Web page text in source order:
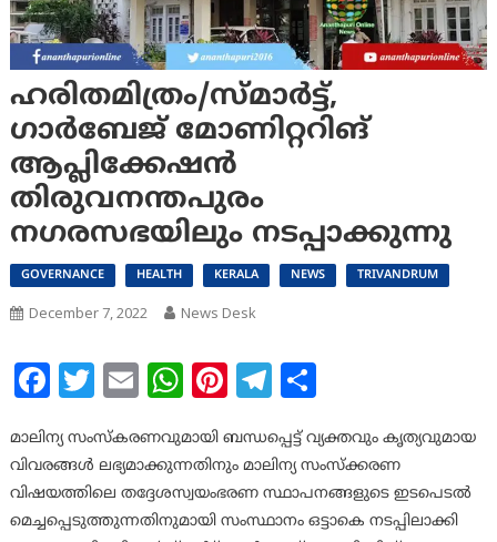
ഹരിതമിത്രം/സ്മാർട്ട്,
ഗാർബേജ് മോണിറ്ററിങ്
ആപ്ലിക്കേഷൻ
തിരുവനന്തപുരം
നഗരസഭയിലും നടപ്പാക്കുന്നു
GOVERNANCE HEALTH KERALA NEWS TRIVANDRUM
December 7, 2022 News Desk
Facebook
Twitter
EmailWhatsApp
Pinterest
Telegram
Share
മാലിന്യ സംസ്കരണവുമായി ബന്ധപ്പെട്ട് വ്യക്തവും കൃത്യവുമായ
വിവരങ്ങൾ ലഭ്യമാക്കുന്നതിനും മാലിന്യ സംസ്ക്കരണ
വിഷയത്തിലെ തദ്ദേശസ്വയംഭരണ സ്ഥാപനങ്ങളുടെ ഇടപെടൽ
മെച്ചപ്പെടുത്തുന്നതിനുമായി സംസ്ഥാനം ഒട്ടാകെ നടപ്പിലാക്കി